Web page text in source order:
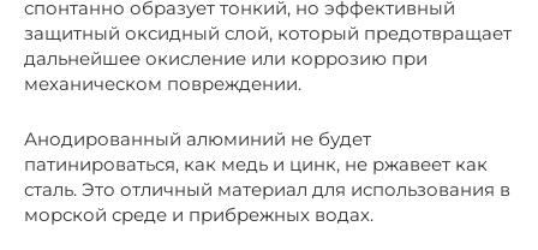
спонтанно образует тонкий, но эффективный
защитный оксидный слой, который предотвращает
дальнейшее окисление или коррозию при
механическом повреждении.
Анодированный алюминий не будет
патинироваться, как медь и цинк, не ржавеет как
сталь. Это отличный материал для использования в
морской среде и прибрежных водах.